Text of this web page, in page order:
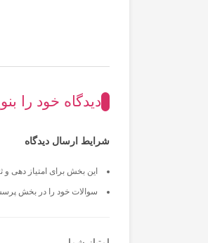
دیدگاه خود را
شرایط ارسال دیدگاه
این بخش برای امتیاز دهی
سوالات خود را در بخش